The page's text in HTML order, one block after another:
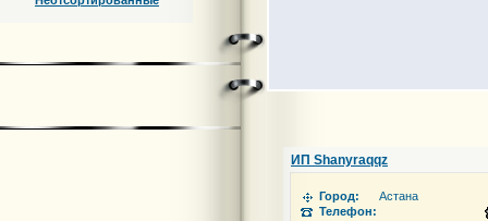
ИП Shanyraqqz
Город:
Астана
Телефон: